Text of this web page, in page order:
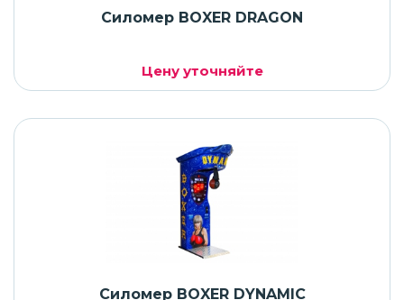
Силомер BOXER DRAGON
Цену уточняйте
Силомер BOXER DYNAMIC